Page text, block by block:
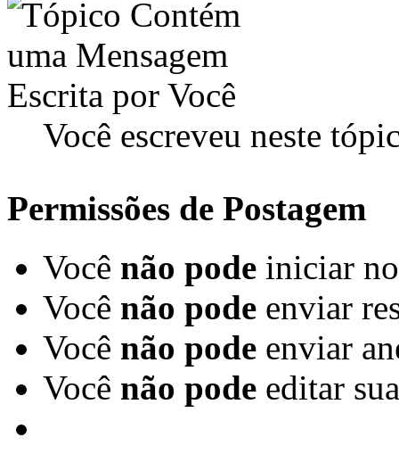
Você escreveu neste
Permissões de Postagem
Você não pode iniciar
Você não pode enviar
Você não pode enviar
Você não pode editar